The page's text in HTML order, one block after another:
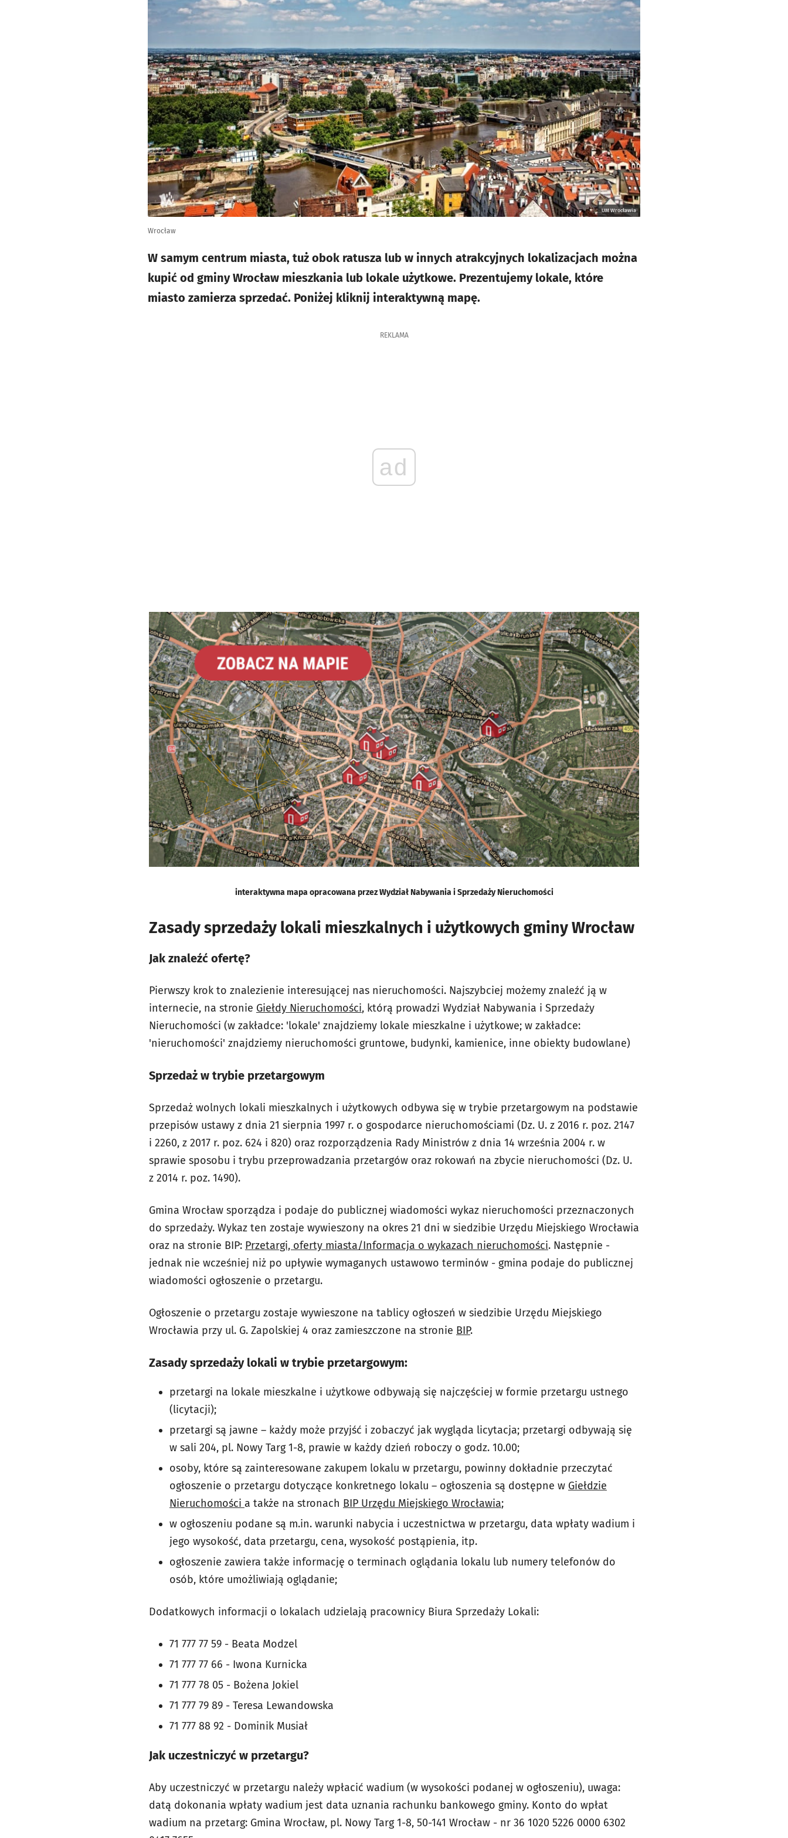
UM Wrocławia
Wrocław
W samym centrum miasta, tuż obok ratusza lub w innych atrakcyjnych lokalizacjach można
kupić od gminy Wrocław mieszkania lub lokale użytkowe. Prezentujemy lokale, które
miasto zamierza sprzedać. Poniżej kliknij interaktywną mapę.
REKLAMA
ad
interaktywna mapa opracowana przez Wydział Nabywania i Sprzedaży Nieruchomości
Zasady sprzedaży lokali mieszkalnych i użytkowych gminy Wrocław
Jak znaleźć ofertę?
Pierwszy krok to znalezienie interesującej nas nieruchomości. Najszybciej możemy znaleźć ją w
internecie, na stronie Giełdy Nieruchomości, którą prowadzi Wydział Nabywania i Sprzedaży
Nieruchomości (w zakładce: 'lokale' znajdziemy lokale mieszkalne i użytkowe; w zakładce:
'nieruchomości' znajdziemy nieruchomości gruntowe, budynki, kamienice, inne obiekty budowlane)
Sprzedaż w trybie przetargowym
Sprzedaż wolnych lokali mieszkalnych i użytkowych odbywa się w trybie przetargowym na podstawie
przepisów ustawy z dnia 21 sierpnia 1997 r. o gospodarce nieruchomościami (Dz. U. z 2016 r. poz. 2147
i 2260, z 2017 r. poz. 624 i 820) oraz rozporządzenia Rady Ministrów z dnia 14 września 2004 r. w
sprawie sposobu i trybu przeprowadzania przetargów oraz rokowań na zbycie nieruchomości (Dz. U.
z 2014 r. poz. 1490).
Gmina Wrocław sporządza i podaje do publicznej wiadomości wykaz nieruchomości przeznaczonych
do sprzedaży. Wykaz ten zostaje wywieszony na okres 21 dni w siedzibie Urzędu Miejskiego Wrocławia
oraz na stronie BIP: Przetargi, oferty miasta/Informacja o wykazach nieruchomości. Następnie -
jednak nie wcześniej niż po upływie wymaganych ustawowo terminów - gmina podaje do publicznej
wiadomości ogłoszenie o przetargu.
Ogłoszenie o przetargu zostaje wywieszone na tablicy ogłoszeń w siedzibie Urzędu Miejskiego
Wrocławia przy ul. G. Zapolskiej 4 oraz zamieszczone na stronie BIP.
Zasady sprzedaży lokali w trybie przetargowym:
przetargi na lokale mieszkalne i użytkowe odbywają się najczęściej w formie przetargu ustnego
(licytacji);
przetargi są jawne – każdy może przyjść i zobaczyć jak wygląda licytacja; przetargi odbywają się
w sali 204, pl. Nowy Targ 1-8, prawie w każdy dzień roboczy o godz. 10.00;
osoby, które są zainteresowane zakupem lokalu w przetargu, powinny dokładnie przeczytać
ogłoszenie o przetargu dotyczące konkretnego lokalu – ogłoszenia są dostępne w Giełdzie
Nieruchomości a także na stronach BIP Urzędu Miejskiego Wrocławia;
w ogłoszeniu podane są m.in. warunki nabycia i uczestnictwa w przetargu, data wpłaty wadium i
jego wysokość, data przetargu, cena, wysokość postąpienia, itp.
ogłoszenie zawiera także informację o terminach oglądania lokalu lub numery telefonów do
osób, które umożliwiają oglądanie;
Dodatkowych informacji o lokalach udzielają pracownicy Biura Sprzedaży Lokali:
71 777 77 59 - Beata Modzel
71 777 77 66 - Iwona Kurnicka
71 777 78 05 - Bożena Jokiel
71 777 79 89 - Teresa Lewandowska
71 777 88 92 - Dominik Musiał
Jak uczestniczyć w przetargu?
Aby uczestniczyć w przetargu należy wpłacić wadium (w wysokości podanej w ogłoszeniu), uwaga:
datą dokonania wpłaty wadium jest data uznania rachunku bankowego gminy. Konto do wpłat
wadium na przetarg: Gmina Wrocław, pl. Nowy Targ 1-8, 50-141 Wrocław - nr 36 1020 5226 0000 6302